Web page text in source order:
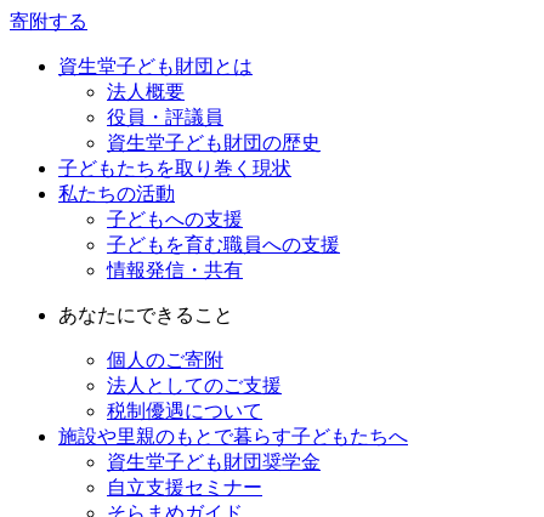
寄附する
資生堂子ども財団とは
法人概要
役員・評議員
資生堂子ども財団の歴史
子どもたちを取り巻く現状
私たちの活動
子どもへの支援
子どもを育む職員への支援
情報発信・共有
あなたにできること
個人のご寄附
法人としてのご支援
税制優遇について
施設や里親のもとで暮らす子どもたちへ
資生堂子ども財団奨学金
自立支援セミナー
そらまめガイド